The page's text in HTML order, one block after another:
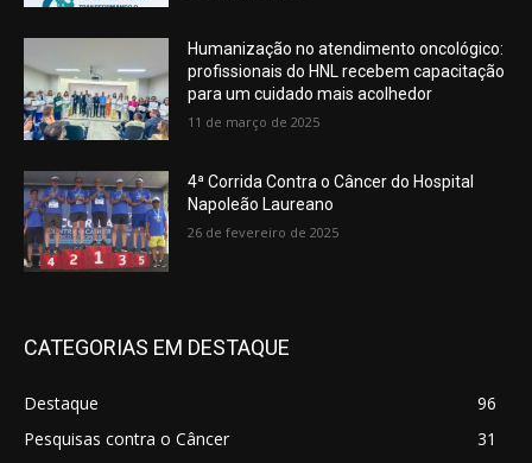
Humanização no atendimento oncológico:
profissionais do HNL recebem capacitação
para um cuidado mais acolhedor
11 de março de 2025
4ª Corrida Contra o Câncer do Hospital
Napoleão Laureano
26 de fevereiro de 2025
CATEGORIAS EM DESTAQUE
Destaque
96
Pesquisas contra o Câncer
31